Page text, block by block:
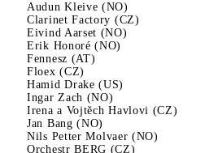
Audun Kleive (NO)
Clarinet Factory (CZ)
Eivind Aarset (NO)
Erik Honoré (NO)
Fennesz (AT)
Floex (CZ)
Hamid Drake (US)
Ingar Zach (NO)
Irena a Vojtěch Havlovi (CZ)
Jan Bang (NO)
Nils Petter Molvaer (NO)
Orchestr BERG (CZ)